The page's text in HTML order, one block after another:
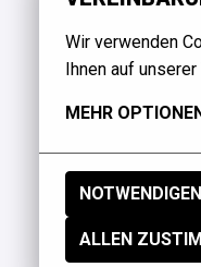
Wir verwenden
Ihnen auf
MEHR
ALLEN